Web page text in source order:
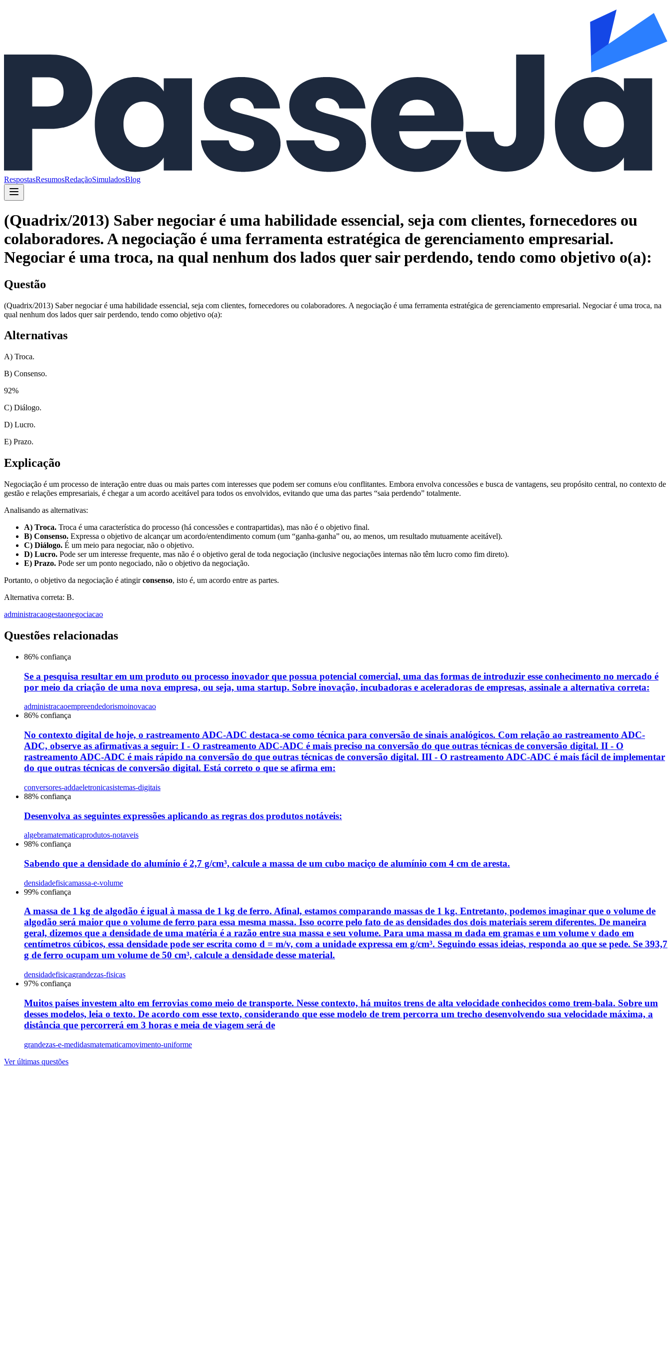
RespostasResumosRedaçãoSimuladosBlog
(Quadrix/2013) Saber negociar é uma habilidade essencial, seja com clientes, fornecedores ou
colaboradores. A negociação é uma ferramenta estratégica de gerenciamento empresarial.
Negociar é uma troca, na qual nenhum dos lados quer sair perdendo, tendo como objetivo o(a):
Questão
(Quadrix/2013) Saber negociar é uma habilidade essencial, seja com clientes, fornecedores ou colaboradores. A negociação é uma ferramenta estratégica de gerenciamento empresarial. Negociar é uma troca, na
qual nenhum dos lados quer sair perdendo, tendo como objetivo o(a):
Alternativas
A) Troca.
B) Consenso.
92%
C) Diálogo.
D) Lucro.
E) Prazo.
Explicação
Negociação é um processo de interação entre duas ou mais partes com interesses que podem ser comuns e/ou conflitantes. Embora envolva concessões e busca de vantagens, seu propósito central, no contexto de
gestão e relações empresariais, é chegar a um acordo aceitável para todos os envolvidos, evitando que uma das partes “saia perdendo” totalmente.
Analisando as alternativas:
A) Troca. Troca é uma característica do processo (há concessões e contrapartidas), mas não é o objetivo final.
B) Consenso. Expressa o objetivo de alcançar um acordo/entendimento comum (um “ganha-ganha” ou, ao menos, um resultado mutuamente aceitável).
C) Diálogo. É um meio para negociar, não o objetivo.
D) Lucro. Pode ser um interesse frequente, mas não é o objetivo geral de toda negociação (inclusive negociações internas não têm lucro como fim direto).
E) Prazo. Pode ser um ponto negociado, não o objetivo da negociação.
Portanto, o objetivo da negociação é atingirconsenso, isto é, um acordo entre as partes.
Alternativa correta: B.
administracaogestaonegociacao
Questões relacionadas
86% confiança
Se a pesquisa resultar em um produto ou processo inovador que possua potencial comercial, uma das formas de introduzir esse conhecimento no mercado é
por meio da criação de uma nova empresa, ou seja, uma startup. Sobre inovação, incubadoras e aceleradoras de empresas, assinale a alternativa correta:
administracaoempreendedorismoinovacao
86% confiança
No contexto digital de hoje, o rastreamento ADC-ADC destaca-se como técnica para conversão de sinais analógicos. Com relação ao rastreamento ADC-
ADC, observe as afirmativas a seguir: I - O rastreamento ADC-ADC é mais preciso na conversão do que outras técnicas de conversão digital. II - O
rastreamento ADC-ADC é mais rápido na conversão do que outras técnicas de conversão digital. III - O rastreamento ADC-ADC é mais fácil de implementar
do que outras técnicas de conversão digital. Está correto o que se afirma em:
conversores-addaeletronicasistemas-digitais
88% confiança
Desenvolva as seguintes expressões aplicando as regras dos produtos notáveis:
algebramatematicaprodutos-notaveis
98% confiança
Sabendo que a densidade do alumínio é 2,7 g/cm³, calcule a massa de um cubo maciço de alumínio com 4 cm de aresta.
densidadefisicamassa-e-volume
99% confiança
A massa de 1 kg de algodão é igual à massa de 1 kg de ferro. Afinal, estamos comparando massas de 1 kg. Entretanto, podemos imaginar que o volume de
algodão será maior que o volume de ferro para essa mesma massa. Isso ocorre pelo fato de as densidades dos dois materiais serem diferentes. De maneira
geral, dizemos que a densidade de uma matéria é a razão entre sua massa e seu volume. Para uma massa m dada em gramas e um volume v dado em
centímetros cúbicos, essa densidade pode ser escrita como d = m/v, com a unidade expressa em g/cm³. Seguindo essas ideias, responda ao que se pede. Se 393,7
g de ferro ocupam um volume de 50 cm³, calcule a densidade desse material.
densidadefisicagrandezas-fisicas
97% confiança
Muitos países investem alto em ferrovias como meio de transporte. Nesse contexto, há muitos trens de alta velocidade conhecidos como trem-bala. Sobre um
desses modelos, leia o texto. De acordo com esse texto, considerando que esse modelo de trem percorra um trecho desenvolvendo sua velocidade máxima, a
distância que percorrerá em 3 horas e meia de viagem será de
grandezas-e-medidasmatematicamovimento-uniforme
Ver últimas questões